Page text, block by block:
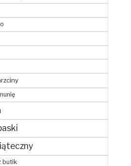
butik